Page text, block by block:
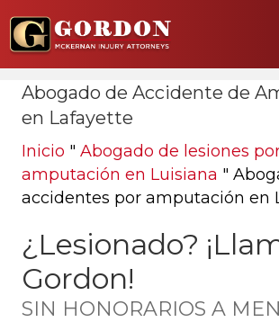
Abogado de Accidente de
en Lafayette
Inicio " Abogado de lesiones
amputación en Luisiana "
accidentes por amputación en
¿Lesionado?
Gordon!
SIN HONORARIOS A